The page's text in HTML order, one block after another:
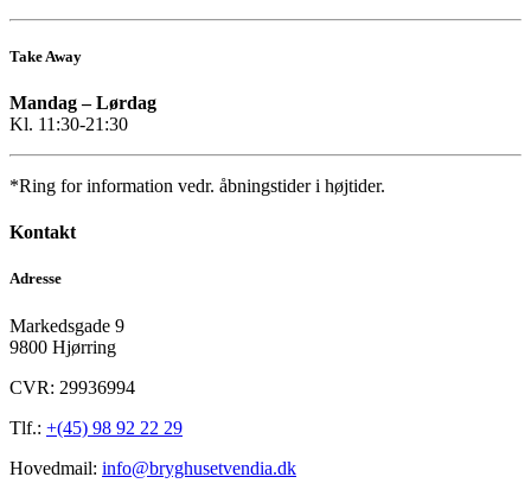
Take Away
Mandag – Lørdag
Kl. 11:30-21:30
*Ring for information vedr. åbningstider i højtider.
Kontakt
Adresse
Markedsgade 9
9800 Hjørring
CVR: 29936994
Tlf.: +(45) 98 92 22 29
Hovedmail: info@bryghusetvendia.dk